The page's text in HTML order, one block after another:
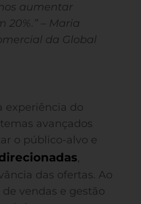
aumentar
20%.” – Maria
da Global
experiência do
avançados
o público-alvo e
,
das ofertas. Ao
vendas e gestão